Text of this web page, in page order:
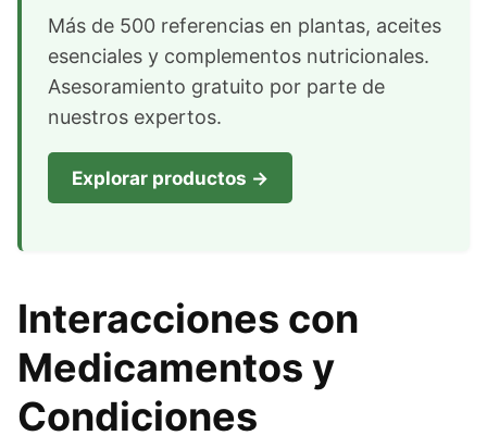
Más de 500 referencias en plantas, aceites
esenciales y complementos nutricionales.
Asesoramiento gratuito por parte de
nuestros expertos.
Explorar productos →
Interacciones con
Medicamentos y
Condiciones